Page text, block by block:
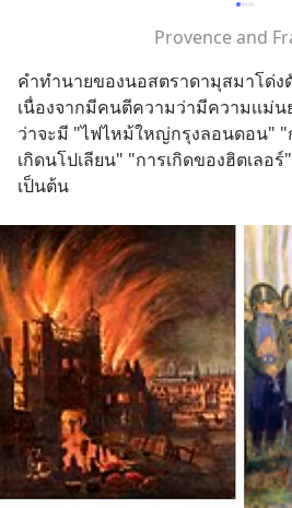
Provence and
คำทำนายของนอสตราดามุสมาโด่ง
เนื่องจากมีคนตีความว่ามีความเเม่
ว่าจะมี "ไฟไหม้ใหญ่กรุงลอนดอน" "
เกิดนโปเลียน" "การเกิดของฮิตเลอ
เป็นต้น